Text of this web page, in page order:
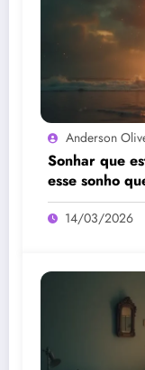
Anderson
Sonhar que
esse sonho
14/03/2026